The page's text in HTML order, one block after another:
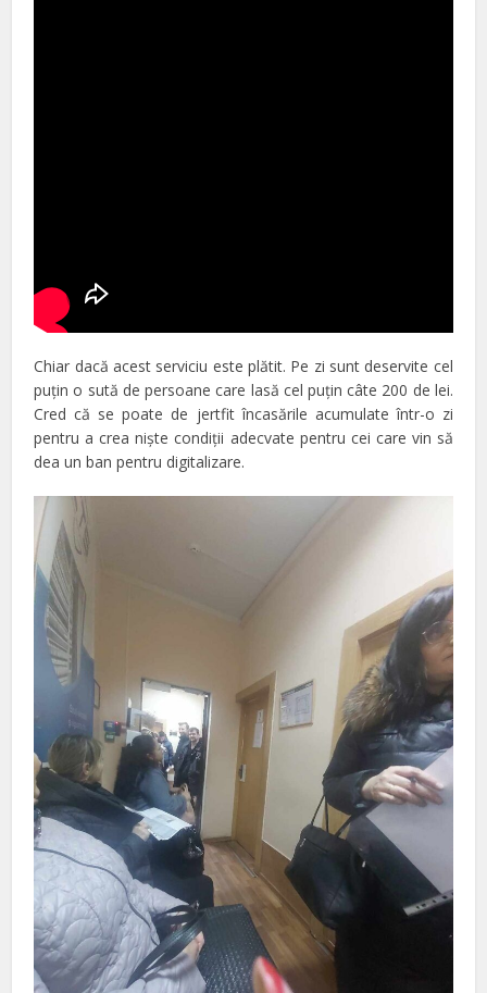
Chiar dacă acest serviciu este plătit. Pe zi sunt deservite cel
puţin o sută de persoane care lasă cel puţin câte 200 de lei.
Cred că se poate de jertfit încasările acumulate într-o zi
pentru a crea nişte condiţii adecvate pentru cei care vin să
dea un ban pentru digitalizare.